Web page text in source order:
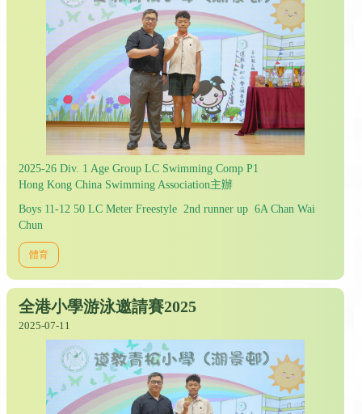
2025-26 Div. 1 Age Group LC Swimming Comp P1
Hong Kong China Swimming Association主辦
Boys 11-12 50 LC Meter Freestyle 2nd runner up 6A Chan Wai
Chun
體育
全港小學游泳邀請賽2025
2025-07-11